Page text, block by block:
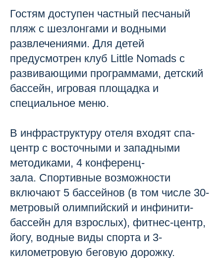
Гостям доступен частный песчаный
пляж с шезлонгами и водными
развлечениями. Для детей
предусмотрен клуб Little Nomads с
развивающими программами, детский
бассейн, игровая площадка и
специальное меню.
В инфраструктуру отеля входят спа-
центр с восточными и западными
методиками, 4 конференц-
зала. Спортивные возможности
включают 5 бассейнов (в том числе 30-
метровый олимпийский и инфинити-
бассейн для взрослых), фитнес-центр,
йогу, водные виды спорта и 3-
километровую беговую дорожку.